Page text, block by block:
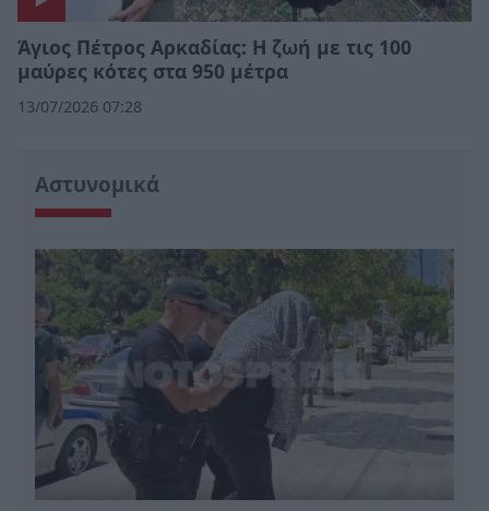
Άγιος Πέτρος Αρκαδίας: Η ζωή με τις 100
μαύρες κότες στα 950 μέτρα
13/07/2026 07:28
Αστυνομικά